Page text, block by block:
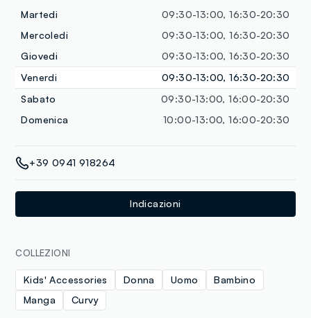
Martedi
09:30-13:00, 16:30-20:30
Mercoledi
09:30-13:00, 16:30-20:30
Giovedi
09:30-13:00, 16:30-20:30
Venerdi
09:30-13:00, 16:30-20:30
Sabato
09:30-13:00, 16:00-20:30
Domenica
10:00-13:00, 16:00-20:30
+39 0941 918264
Indicazioni
COLLEZIONI
Kids' Accessories Donna Uomo
Bambino
Manga
Curvy